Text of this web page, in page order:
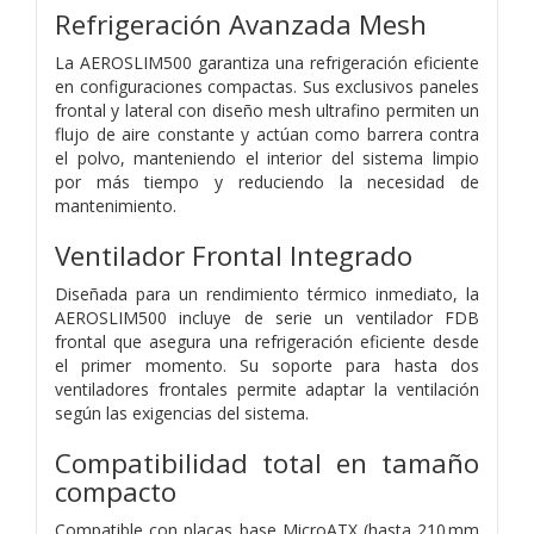
Refrigeración Avanzada Mesh
La AEROSLIM500 garantiza una refrigeración eficiente
en configuraciones compactas. Sus exclusivos paneles
frontal y lateral con diseño mesh ultrafino permiten un
flujo de aire constante y actúan como barrera contra
el polvo, manteniendo el interior del sistema limpio
por más tiempo y reduciendo la necesidad de
mantenimiento.
Ventilador Frontal Integrado
Diseñada para un rendimiento térmico inmediato, la
AEROSLIM500 incluye de serie un ventilador FDB
frontal que asegura una refrigeración eficiente desde
el primer momento. Su soporte para hasta dos
ventiladores frontales permite adaptar la ventilación
según las exigencias del sistema.
Compatibilidad total en tamaño
compacto
Compatible con placas base MicroATX (hasta 210 mm